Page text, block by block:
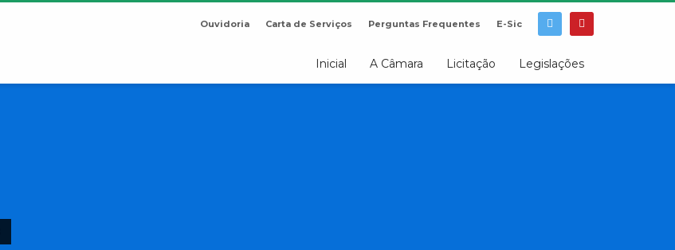
Ouvidoria Carta de Serviços Perguntas Frequentes E-Sic
Inicial A Câmara Licitação Legislações